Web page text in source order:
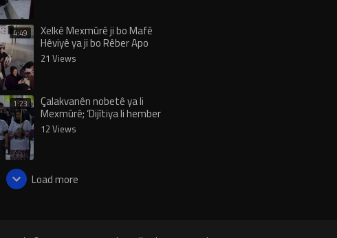
4:49 Xelkê Mexmûrê ji bo Mafê
Hêviyê ya ji bo Rêber Apo
meşiyan
21 Views
1:23 Çalakvanên nobetê ya li
Mexmûrê; ‘Dijîtiya li hember
Rêber Apo nayê qebûlkirin’
12 Views
Load more